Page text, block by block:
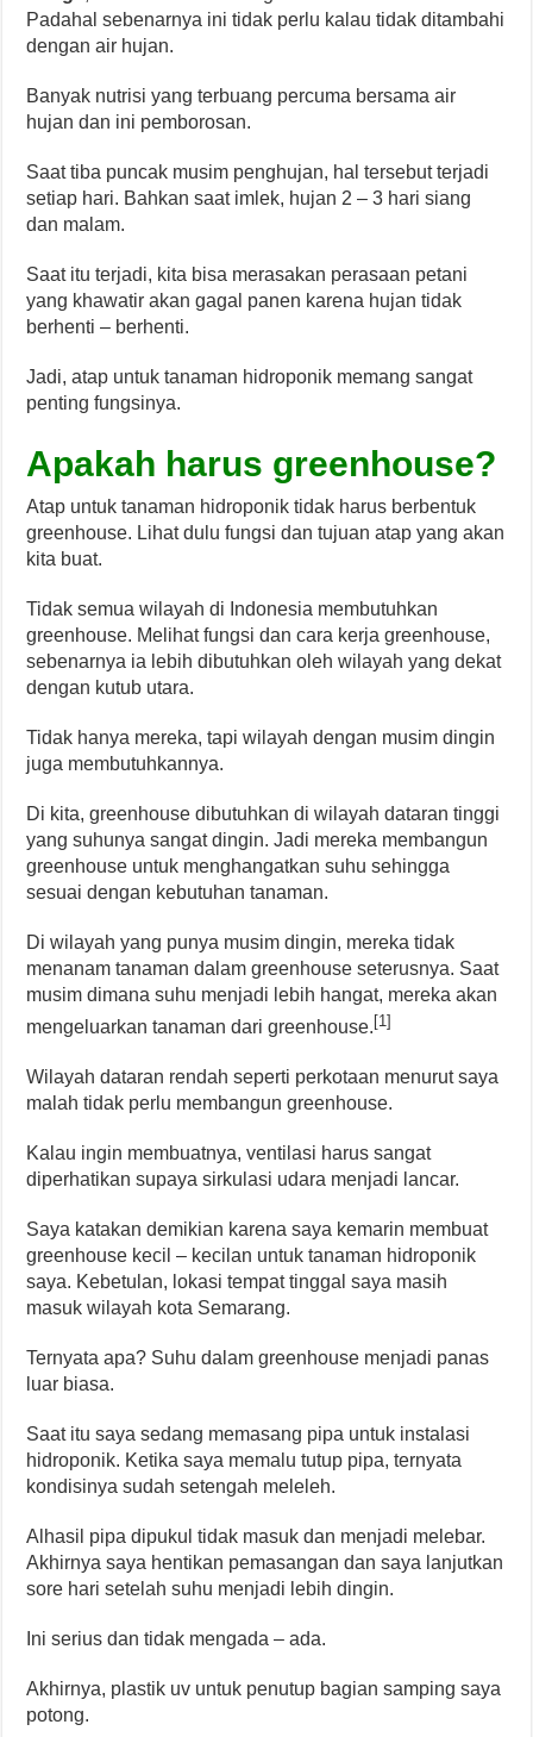
Padahal sebenarnya ini tidak perlu kalau tidak ditambahi
dengan air hujan.
Banyak nutrisi yang terbuang percuma bersama air
hujan dan ini pemborosan.
Saat tiba puncak musim penghujan, hal tersebut terjadi
setiap hari. Bahkan saat imlek, hujan 2 – 3 hari siang
dan malam.
Saat itu terjadi, kita bisa merasakan perasaan petani
yang khawatir akan gagal panen karena hujan tidak
berhenti – berhenti.
Jadi, atap untuk tanaman hidroponik memang sangat
penting fungsinya.
Apakah harus greenhouse?
Atap untuk tanaman hidroponik tidak harus berbentuk
greenhouse. Lihat dulu fungsi dan tujuan atap yang akan
kita buat.
Tidak semua wilayah di Indonesia membutuhkan
greenhouse. Melihat fungsi dan cara kerja greenhouse,
sebenarnya ia lebih dibutuhkan oleh wilayah yang dekat
dengan kutub utara.
Tidak hanya mereka, tapi wilayah dengan musim dingin
juga membutuhkannya.
Di kita, greenhouse dibutuhkan di wilayah dataran tinggi
yang suhunya sangat dingin. Jadi mereka membangun
greenhouse untuk menghangatkan suhu sehingga
sesuai dengan kebutuhan tanaman.
Di wilayah yang punya musim dingin, mereka tidak
menanam tanaman dalam greenhouse seterusnya. Saat
musim dimana suhu menjadi lebih hangat, mereka akan
mengeluarkan tanaman dari greenhouse.[1]
Wilayah dataran rendah seperti perkotaan menurut saya
malah tidak perlu membangun greenhouse.
Kalau ingin membuatnya, ventilasi harus sangat
diperhatikan supaya sirkulasi udara menjadi lancar.
Saya katakan demikian karena saya kemarin membuat
greenhouse kecil – kecilan untuk tanaman hidroponik
saya. Kebetulan, lokasi tempat tinggal saya masih
masuk wilayah kota Semarang.
Ternyata apa? Suhu dalam greenhouse menjadi panas
luar biasa.
Saat itu saya sedang memasang pipa untuk instalasi
hidroponik. Ketika saya memalu tutup pipa, ternyata
kondisinya sudah setengah meleleh.
Alhasil pipa dipukul tidak masuk dan menjadi melebar.
Akhirnya saya hentikan pemasangan dan saya lanjutkan
sore hari setelah suhu menjadi lebih dingin.
Ini serius dan tidak mengada – ada.
Akhirnya, plastik uv untuk penutup bagian samping saya
potong.